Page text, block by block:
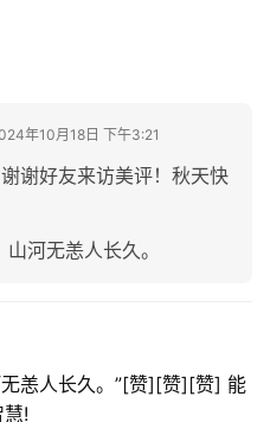
年10月18日 下午3:21
谢谢好友来访美评！秋天快
河无恙人长久。
恙人长久。”[赞][赞][赞] 能
!